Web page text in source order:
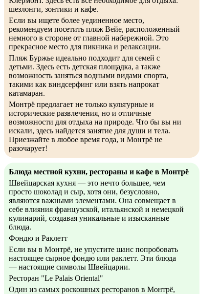
шезлонги, зонтики и кафе.
Если вы ищете более уединенное место,
рекомендуем посетить пляж Вейе, расположенный
немного в стороне от главной набережной. Это
прекрасное место для пикника и релаксации.
Пляж Буржье идеально подходит для семей с
детьми. Здесь есть детская площадка, а также
возможность заняться водными видами спорта,
такими как виндсерфинг или взять напрокат
катамаран.
Монтрё предлагает не только культурные и
исторические развлечения, но и отличные
возможности для отдыха на природе. Что бы вы ни
искали, здесь найдется занятие для души и тела.
Приезжайте в любое время года, и Монтрё не
разочарует!
Блюда местной кухни, рестораны и кафе в Монтрё
Швейцарская кухня — это нечто большее, чем
просто шоколад и сыр, хотя они, безусловно,
являются важными элементами. Она совмещает в
себе влияния французской, итальянской и немецкой
кулинарий, создавая уникальные и изысканные
блюда.
Фондю и Раклетт
Если вы в Монтрё, не упустите шанс попробовать
настоящее сырное фондю или раклетт. Эти блюда
— настоящие символы Швейцарии.
Ресторан "Le Palais Oriental"
Один из самых роскошных ресторанов в Монтрё,